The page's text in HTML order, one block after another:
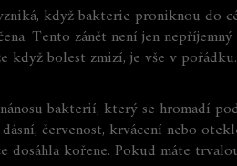
když bakterie proniknou do
. Tento zánět není jen
bolest zmizí, je vše v
bakterií, který se hromadí
, červenost, krvácení nebo
dosáhla kořene. Pokud máte